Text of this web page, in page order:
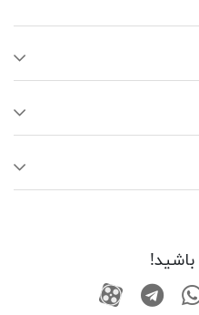
باشید!
تلگرامآپارات